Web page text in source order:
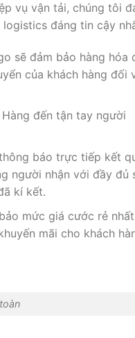
vụ vận tải, chúng tôi
logistics đáng tin cậy
sẽ đảm bảo hàng hóa
của khách hàng đối
đến tận tay người
báo trực tiếp kết
người nhận với đầy đủ
kí kết.
mức giá cước rẻ
mãi cho khách